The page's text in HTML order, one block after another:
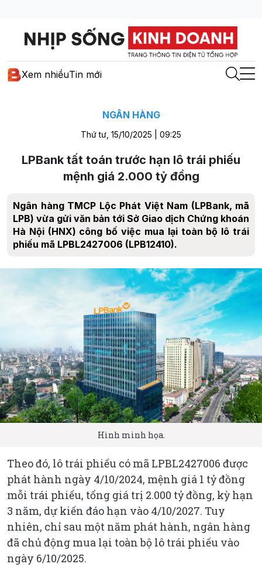
Xem nhiềuTin mới
NGÂN HÀNG
Thứ tư, 15/10/2025 | 09:25
LPBank tất toán trước hạn lô trái phiếu
mệnh giá 2.000 tỷ đồng
Ngân hàng TMCP Lộc Phát Việt Nam (LPBank, mã
LPB) vừa gửi văn bản tới Sở Giao dịch Chứng khoán
Hà Nội (HNX) công bố việc mua lại toàn bộ lô trái
phiếu mã LPBL2427006 (LPB12410).
Hình minh họa.
Theo đó, lô trái phiếu có mã LPBL2427006 được
phát hành ngày 4/10/2024, mệnh giá 1 tỷ đồng
mỗi trái phiếu, tổng giá trị 2.000 tỷ đồng, kỳ hạn
3 năm, dự kiến đáo hạn vào 4/10/2027. Tuy
nhiên, chỉ sau một năm phát hành, ngân hàng
đã chủ động mua lại toàn bộ lô trái phiếu vào
ngày 6/10/2025.